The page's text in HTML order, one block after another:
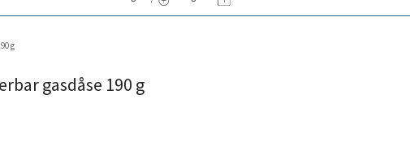
g
gasdåse 190 g